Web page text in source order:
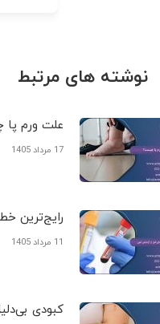
نوشته های مرتبط
علت ورم
17 مرداد 1405
رایج‌ترین
11 مرداد 1405
کبودی‌